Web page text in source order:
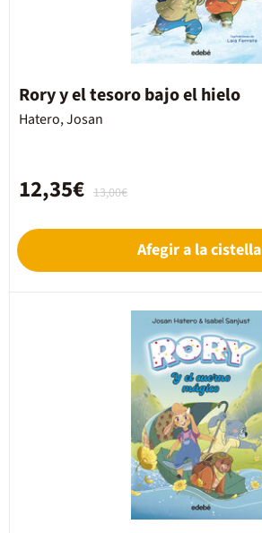
Rory y el tesoro bajo el hielo
Hatero, Josan
13,00€
12,35€
Afegir a la cistella